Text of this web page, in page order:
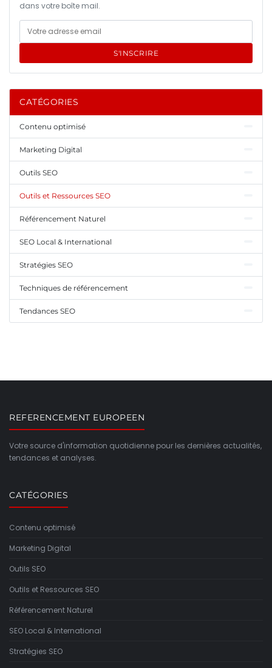
dans votre boîte mail.
S'INSCRIRE
CATÉGORIES
Contenu optimisé
Marketing Digital
Outils SEO
Outils et Ressources SEO
Référencement Naturel
SEO Local & International
Stratégies SEO
Techniques de référencement
Tendances SEO
REFERENCEMENT EUROPEEN
Votre source d'information quotidienne pour les dernières actualités,
tendances et analyses.
CATÉGORIES
Contenu optimisé
Marketing Digital
Outils SEO
Outils et Ressources SEO
Référencement Naturel
SEO Local & International
Stratégies SEO